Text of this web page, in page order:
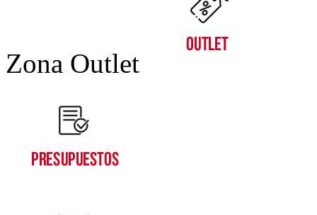
Zona Outlet